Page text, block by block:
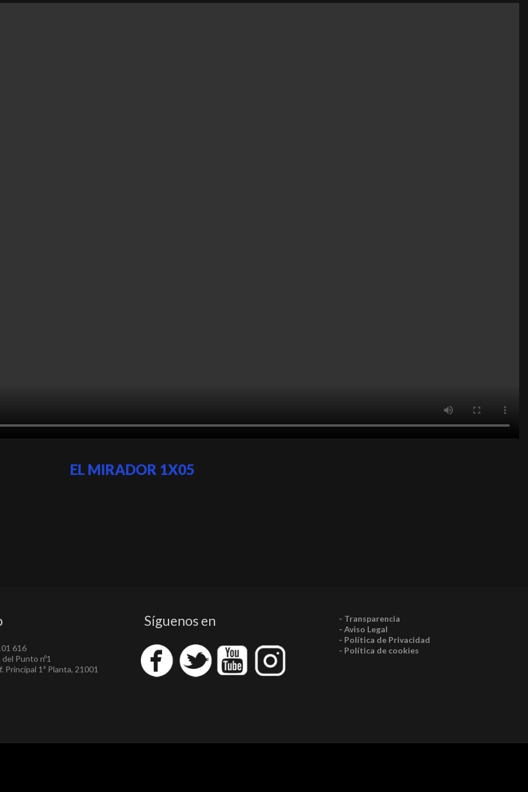
EL MIRADOR 1X05
616
Punto nº1
Principal 1ª Planta, 21001
Síguenos en
- Transparencia
- Aviso Legal
- Política de Privacidad
- Política de cookies